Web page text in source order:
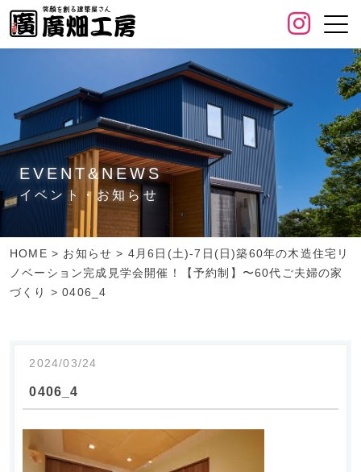
EVENT&NEWS
イベント・お知らせ
HOME > お知らせ > 4月6日(土)-7日(日)築60年の木造住宅リ
ノベーション完成見学会開催！【予約制】〜60代ご夫婦の家
づくり
>0406_4
0406_4
2024/03/24